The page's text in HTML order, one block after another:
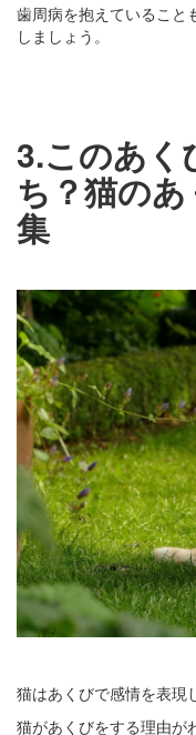
歯周病を抱えていること
しましょう。
3.このあく
ち？猫の
集
猫はあくびで感情を表現
猫があくびをする理由が